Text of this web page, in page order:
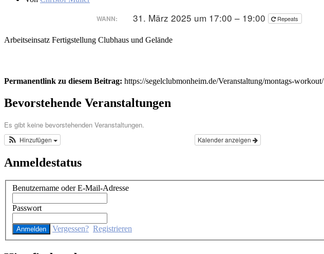
WANN: 31. März 2025 um 17:00 – 19:00 Repeats
Arbeitseinsatz Fertigstellung Clubhaus und Gelände
Permanentlink zu diesem Beitrag: https://segelclubmonheim.de/Veranstaltung/montags-workout/
Bevorstehende Veranstaltungen
Es gibt keine bevorstehenden Veranstaltungen.
Kalender anzeigen
Hinzufügen
Anmeldestatus
Benutzername oder E-Mail-Adresse
Passwort
Vergessen? Registrieren